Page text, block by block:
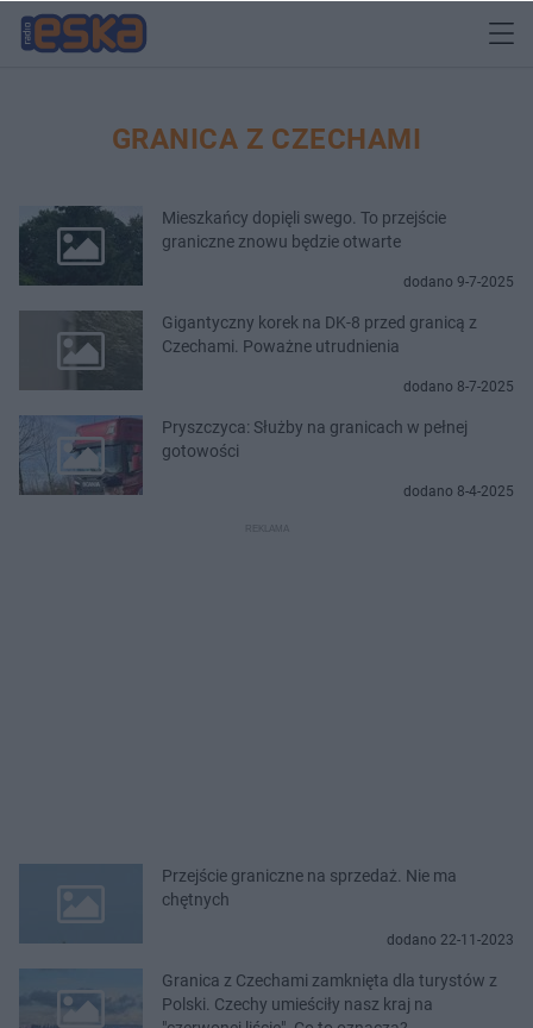
GRANICA Z CZECHAMI
Mieszkańcy dopięli swego. To przejście
graniczne znowu będzie otwarte
dodano 9-7-2025
Gigantyczny korek na DK-8 przed granicą z
Czechami. Poważne utrudnienia
dodano 8-7-2025
Pryszczyca: Służby na granicach w pełnej
gotowości
dodano 8-4-2025
Przejście graniczne na sprzedaż. Nie ma
chętnych
dodano 22-11-2023
Granica z Czechami zamknięta dla turystów z
Polski. Czechy umieściły nasz kraj na